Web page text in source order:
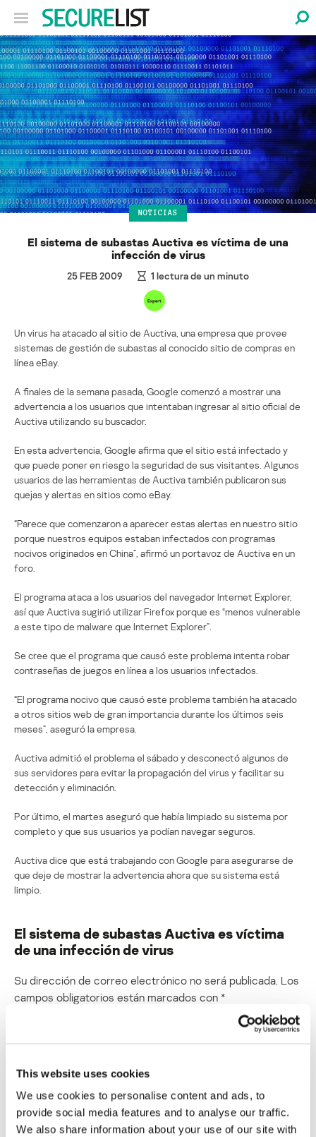
This website uses cookies
We use cookies to personalise content and ads, to
provide social media features and to analyse our traffic.
We also share information about your use of our site with
NOTICIAS
El sistema de subastas Auctiva es víctima de una
infección de virus
25 FEB 2009 1 lectura de un minuto
Un virus ha atacado al sitio de Auctiva, una empresa que provee
sistemas de gestión de subastas al conocido sitio de compras en
línea eBay.
A finales de la semana pasada, Google comenzó a mostrar una
advertencia a los usuarios que intentaban ingresar al sitio oficial de
Auctiva utilizando su buscador.
En esta advertencia, Google afirma que el sitio está infectado y
que puede poner en riesgo la seguridad de sus visitantes. Algunos
usuarios de las herramientas de Auctiva también publicaron sus
quejas y alertas en sitios como eBay.
“Parece que comenzaron a aparecer estas alertas en nuestro sitio
porque nuestros equipos estaban infectados con programas
nocivos originados en China”, afirmó un portavoz de Auctiva en un
foro.
El programa ataca a los usuarios del navegador Internet Explorer,
así que Auctiva sugirió utilizar Firefox porque es “menos vulnerable
a este tipo de malware que Internet Explorer”.
Se cree que el programa que causó este problema intenta robar
contraseñas de juegos en línea a los usuarios infectados.
“El programa nocivo que causó este problema también ha atacado
a otros sitios web de gran importancia durante los últimos seis
meses”, aseguró la empresa.
Auctiva admitió el problema el sábado y desconectó algunos de
sus servidores para evitar la propagación del virus y facilitar su
detección y eliminación.
Por último, el martes aseguró que había limpiado su sistema por
completo y que sus usuarios ya podían navegar seguros.
Auctiva dice que está trabajando con Google para asegurarse de
que deje de mostrar la advertencia ahora que su sistema está
limpio.
El sistema de subastas Auctiva es víctima
de una infección de virus
Su dirección de correo electrónico no será publicada. Los
campos obligatorios están marcados con *
Nombre* Correo electrónico*